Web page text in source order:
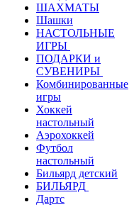
ШАХМАТЫ
Шашки
НАСТОЛЬНЫЕ
ИГРЫ
ПОДАРКИ и
СУВЕНИРЫ
Комбинированные
игры
Хоккей
настольный
Аэрохоккей
Футбол
настольный
Бильярд детский
БИЛЬЯРД
Дартс